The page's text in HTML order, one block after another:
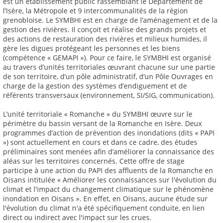
l’Isère, la Métropole et 9 intercommunalités de la région
grenobloise. Le SYMBHI est en charge de l’aménagement et de la
gestion des rivières. Il conçoit et réalise des grands projets et
des actions de restauration des rivières et milieux humides, il
gère les digues protégeant les personnes et les biens
(compétence « GEMAPI »). Pour ce faire, le SYMBHI est organisé
au travers d’unités territoriales œuvrant chacune sur une partie
de son territoire, d’un pôle administratif, d’un Pôle Ouvrages en
charge de la gestion des systèmes d’endiguement et de
référents transversaux (environnement, SI/SIG, communication).
L’unité territoriale « Romanche » du SYMBHI œuvre sur le
périmètre du bassin versant de la Romanche en Isère. Deux
programmes d’action de prévention des inondations (dits « PAPI
») sont actuellement en cours et dans ce cadre, des études
préliminaires sont menées afin d’améliorer la connaissance des
aléas sur les territoires concernés. Cette offre de stage
participe à une action du PAPI des affluents de la Romanche en
Oisans intitulée « Améliorer les connaissances sur l'évolution du
climat et l'impact du changement climatique sur le phénomène
inondation en Oisans ». En effet, en Oisans, aucune étude sur
l'évolution du climat n'a été spécifiquement conduite, en lien
direct ou indirect avec l'impact sur les crues.